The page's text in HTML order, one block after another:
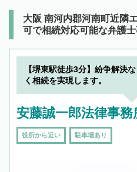
大阪 南河内郡河南町近隣
可で相続対応可能な弁護
【堺東駅徒歩3分】紛争解決
く相続を実現します。
安藤誠一郎法律事務
役所から近い 駐車場あり